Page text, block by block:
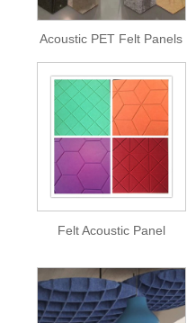
Acoustic PET Felt Panels
Felt Acoustic Panel